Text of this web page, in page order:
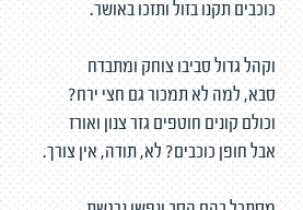
כוכבים תקנו בזול ותזכו באושר.
וקהל גדול סביבו צוחק ומתבדח
סבא, למה לא תמכור גם חצי ירח?
וכולם קונים חוטפים גזר צנון ואורז
אבל חופן כוכבים? לא, תודה, אין צורך.